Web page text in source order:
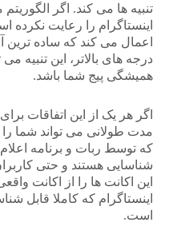
تنبیه ها می کند. اگر
اینستاگرام را رعایت
اعمال می کند که ساده
درجه های بالاتر، این تنبیه
همیشگی پیج شما باشد.
اگر هر یک از این اتفاقات
مدت طولانی می تواند شما را
که توسط ربات و برنامه
شناسایی هستند و حتی
این اکانت ها را از اکانت
اینستاگرام که کاملا قابل
است.